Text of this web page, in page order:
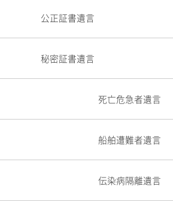
公正証書遺言
秘密証書遺言
死亡危急者遺言
船舶遭難者遺言
伝染病隔離遺言